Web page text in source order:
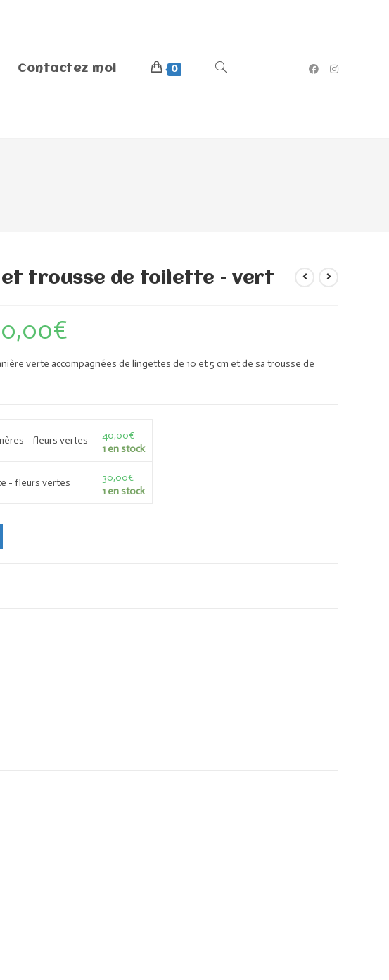
Contactez moi 0
et trousse de toilette – vert
€
verte accompagnées de lingettes de 10 et 5 cm et de sa trousse de
- fleurs vertes 40,00€
1 en stock
- fleurs vertes 30,00€
1 en stock